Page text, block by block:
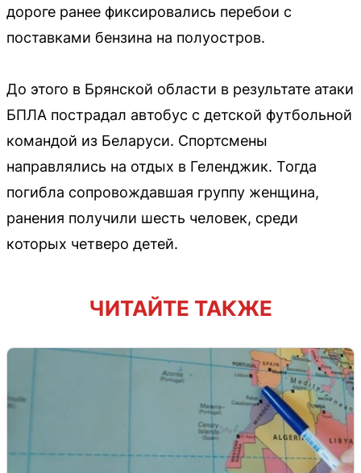
дороге ранее фиксировались перебои с
поставками бензина на полуостров.
До этого в Брянской области в результате атаки
БПЛА пострадал автобус с детской футбольной
командой из Беларуси. Спортсмены
направлялись на отдых в Геленджик. Тогда
погибла сопровождавшая группу женщина,
ранения получили шесть человек, среди
которых четверо детей.
ЧИТАЙТЕ ТАКЖЕ